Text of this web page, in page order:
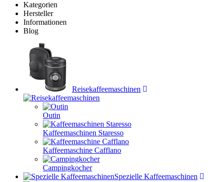
Kategorien
Hersteller
Informationen
Blog
Reisekaffeemaschinen
Outin
Kaffeemaschinen Staresso
Kaffeemaschine Cafflano
Campingkocher
Spezielle Kaffeemaschinen